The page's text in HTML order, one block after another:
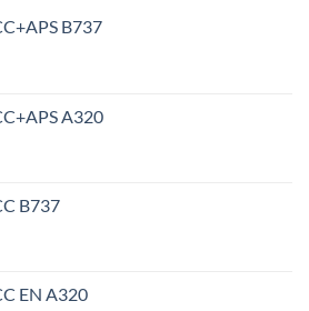
B737
A320
B737
EN A320